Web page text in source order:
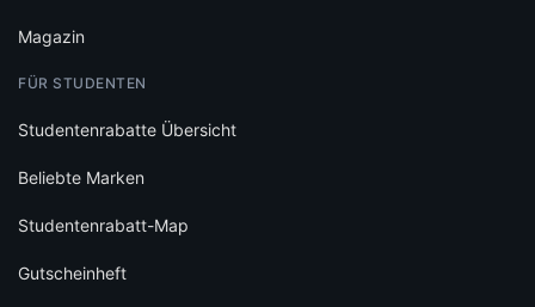
Magazin
FÜR STUDENTEN
Studentenrabatte Übersicht
Beliebte Marken
Studentenrabatt-Map
Gutscheinheft